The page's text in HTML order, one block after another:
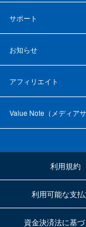
サポート
お知らせ
アフィリエイト
Value Note（ メディア
利用規約
利用可能な支
資金決済法に基